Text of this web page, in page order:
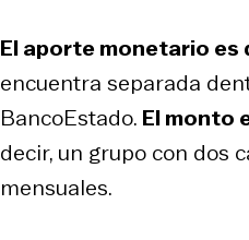
El aporte monetario es
encuentra separada
BancoEstado. El monto
decir, un grupo con dos
mensuales.